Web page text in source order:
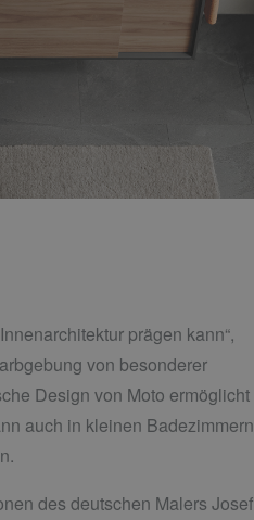
prägen kann“,
von besonderer
Design von Moto ermöglicht
auch in kleinen Badezimmern
des deutschen Malers Josef